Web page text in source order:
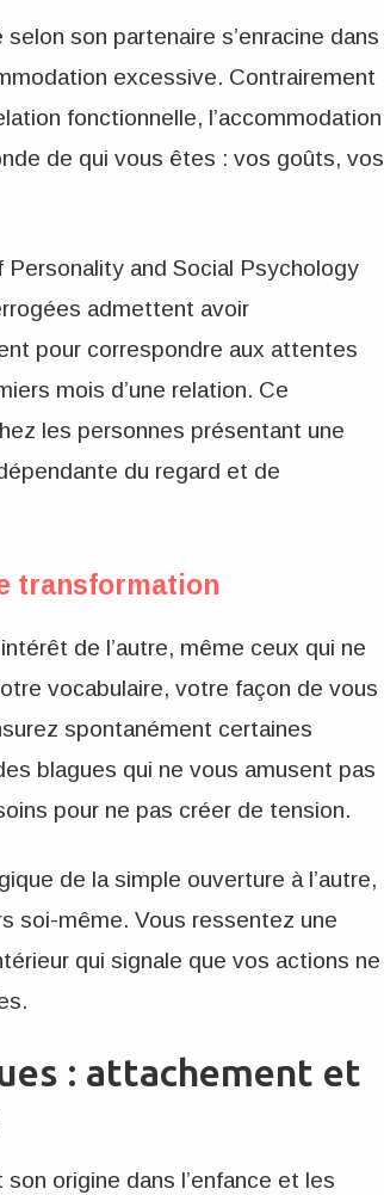
son partenaire s’enracine dans
excessive. Contrairement
fonctionnelle, l’accommodation
de qui vous êtes : vos goûts, vos
and Social Psychology
admettent avoir
pour correspondre aux attentes
mois d’une relation. Ce
les personnes présentant une
du regard et de
transformation
de l’autre, même ceux qui ne
vocabulaire, votre façon de vous
spontanément certaines
blagues qui ne vous amusent pas
pour ne pas créer de tension.
de la simple ouverture à l’autre,
soi-même. Vous ressentez une
qui signale que vos actions ne
: attachement et
origine dans l’enfance et les